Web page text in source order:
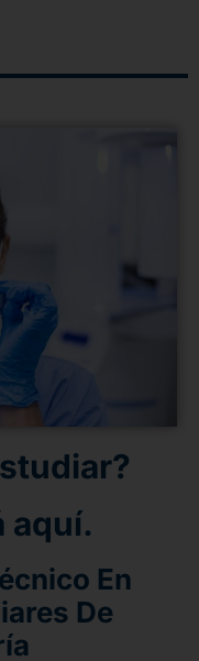
aquí.
En
De